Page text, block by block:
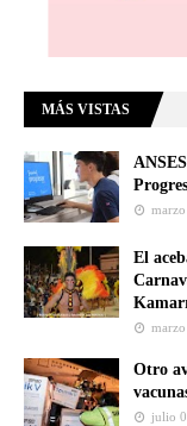
MÁS VISTAS
El
Otro
julio